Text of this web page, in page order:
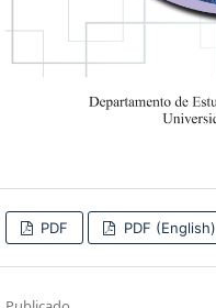
PDF PDF (English)